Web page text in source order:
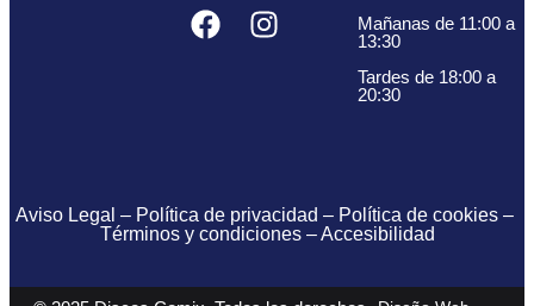
Mañanas de 11:00 a
13:30
Tardes de 18:00 a
20:30
Aviso Legal – Política de privacidad – Política de cookies –
Términos y condiciones–Accesibilidad